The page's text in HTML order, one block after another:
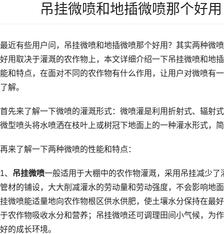
吊挂微喷和地插微喷那个好用
最近有些用户问，吊挂微喷和地插微喷那个好用？其实两种微
好用取决于灌溉的农作物上，本文详细介绍一下吊挂微喷和地
能和特点，在面对不同的农作物有什么作用，让用户对微喷有
了解。
首先来了解一下微喷的灌溉形式：微喷灌是利用折射式、辐射
微型喷头将水喷洒在枝叶上或树冠下地面上的一种灌水形式，
再来了解一下两种微喷的性能和特点：
1、 吊挂微喷一般适用于大棚中的农作物灌溉，采用吊挂减少了
管材的铺设，大大削减灌水的劳动量和劳动强度，不会影响地
挂微喷能适量地向农作物根区供水供肥，使土壤水分保持在最
于农作物吸收水分和营养；吊挂微喷还可调理田间小气候，为
好的成长环境。